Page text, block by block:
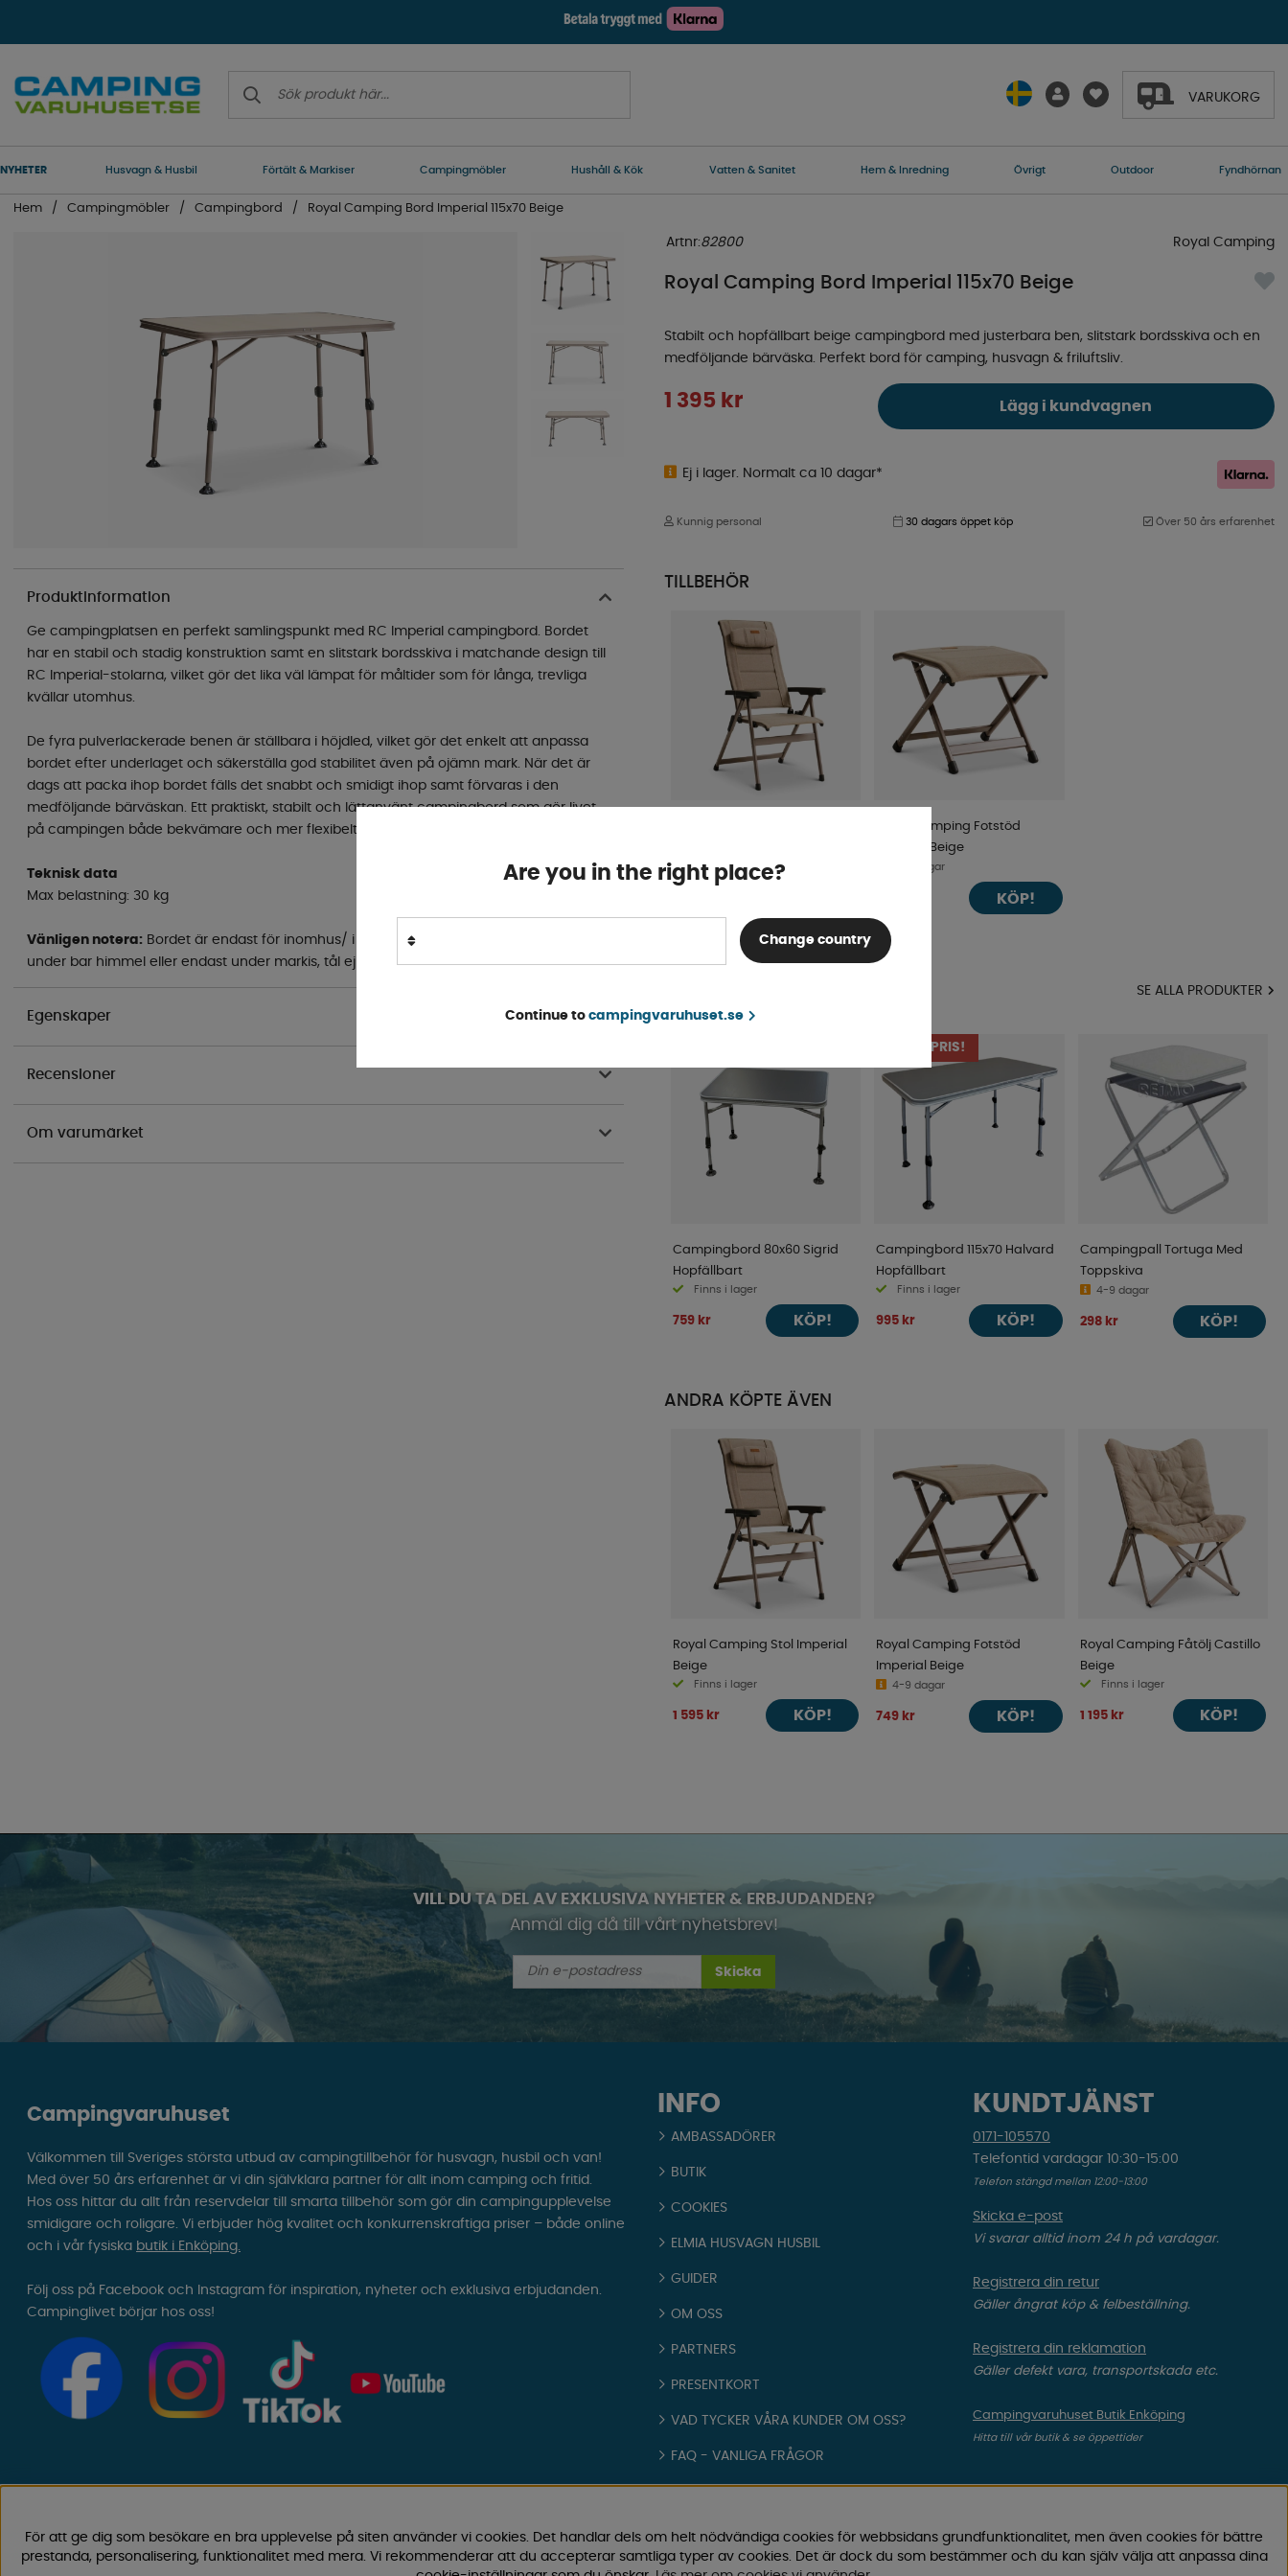
VARUKORG
NYHETER Husvagn & Husbil Förtält & Markiser Campingmöbler Hushåll & Kök Vatten & Sanitet Hem & Inredning Övrigt Outdoor Fyndhörnan
Hem Campingmöbler Campingbord Royal Camping Bord Imperial 115x70 Beige
Artnr:82800
Royal Camping Bord Imperial 115x70 Beige
Stabilt och hopfällbart beige campingbord med justerbara ben, slitstark bordsskiva och en
medföljande bärväska. Perfekt bord för camping, husvagn & friluftsliv.
1 395 kr
Royal Camping
Lägg i kundvagnen
Ej i lager. Normalt ca 10 dagar*
Kunnig personal 30 dagars öppet köp Över 50 års erfarenhet
Produktinformation
Ge campingplatsen en perfekt samlingspunkt med RC Imperial campingbord. Bordet
har en stabil och stadig konstruktion samt en slitstark bordsskiva i matchande design till
RC Imperial-stolarna, vilket gör det lika väl lämpat för måltider som för långa, trevliga
kvällar utomhus.
De fyra pulverlackerade benen är ställbara i höjdled, vilket gör det enkelt att anpassa
bordet efter underlaget och säkerställa god stabilitet även på ojämn mark. När det är
dags att packa ihop bordet fälls det snabbt och smidigt ihop samt förvaras i den
medföljande bärväskan. Ett praktiskt, stabilt och lättanvänt campingbord som gör livet
på campingen både bekvämare och mer flexibelt.
Teknisk data
Max belastning: 30 kg
Vänligen notera: Bordet är endast för inomhus/ i förtält under tak och vägg. Skall ej stå
under bar himmel eller endast under markis, tål ej fukt eller regn.
Egenskaper
Recensioner
Om varumärket
TILLBEHÖR
Finns i lager
Royal Camping Fotstöd
Imperial Beige
4-9 dagar
KÖP!
SE ALLA PRODUKTER
Campingbord 80x60 Sigrid
Hopfällbart
Finns i lager
759 kr KÖP!
SUPERPRIS!
Campingbord 115x70 Halvard
Hopfällbart
Finns i lager
995 kr KÖP!
Campingpall Tortuga Med
Toppskiva
4-9 dagar
298 kr KÖP!
ANDRA KÖPTE ÄVEN
Royal Camping Stol Imperial
Beige
Finns i lager
1 595 kr KÖP!
Royal Camping Fotstöd
Imperial Beige
4-9 dagar
749 kr KÖP!
Royal Camping Fåtölj Castillo
Beige
Finns i lager
1 195 kr KÖP!
Are you in the right place?
Change country
Continue to campingvaruhuset.se
VILL DU TA DEL AV EXKLUSIVA NYHETER & ERBJUDANDEN?
Anmäl dig då till vårt nyhetsbrev!
Skicka
INFO
AMBASSADÖRER
BUTIK
COOKIES
ELMIA HUSVAGN HUSBIL
GUIDER
OM OSS
PARTNERS
PRESENTKORT
VAD TYCKER VÅRA KUNDER OM OSS?
FAQ - VANLIGA FRÅGOR
JOBBA HOS OSS
KÖPVILLKOR
KUNDTJÄNST
0171-105570
Telefontid vardagar 10:30-15:00
Telefon stängd mellan 12:00-13:00
Skicka e-post
Vi svarar alltid inom 24 h på vardagar.
Registrera din retur
Gäller ångrat köp & felbeställning.
Registrera din reklamation
Gäller defekt vara, transportskada etc.
Campingvaruhuset Butik Enköping
Hitta till vår butik & se öppettider
Campingvaruhuset
Välkommen till Sveriges största utbud av campingtillbehör för husvagn, husbil och van!
Med över 50 års erfarenhet är vi din självklara partner för allt inom camping och fritid.
Hos oss hittar du allt från reservdelar till smarta tillbehör som gör din campingupplevelse
smidigare och roligare. Vi erbjuder hög kvalitet och konkurrenskraftiga priser – både online
och i vår fysiska butik i Enköping.
Följ oss på Facebook och Instagram för inspiration, nyheter och exklusiva erbjudanden.
Campinglivet börjar hos oss!
För att ge dig som besökare en bra upplevelse på siten använder vi cookies. Det handlar dels om helt nödvändiga cookies för webbsidans grundfunktionalitet, men även cookies för bättre
prestanda, personalisering, funktionalitet med mera. Vi rekommenderar att du accepterar samtliga typer av cookies. Det är dock du som bestämmer och du kan själv välja att anpassa dina